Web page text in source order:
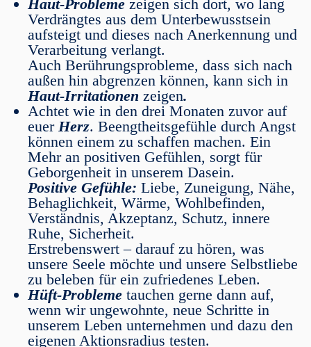
Haut-Probleme zeigen sich dort, wo lang
Verdrängtes aus dem Unterbewusstsein
aufsteigt und dieses nach Anerkennung und
Verarbeitung verlangt.
Auch Berührungsprobleme, dass sich nach
außen hin abgrenzen können, kann sich in
Haut-Irritationen zeigen.
Achtet wie in den drei Monaten zuvor auf
euer Herz. Beengtheitsgefühle durch Angst
können einem zu schaffen machen. Ein
Mehr an positiven Gefühlen, sorgt für
Geborgenheit in unserem Dasein.
Positive Gefühle: Liebe, Zuneigung, Nähe,
Behaglichkeit, Wärme, Wohlbefinden,
Verständnis, Akzeptanz, Schutz, innere
Ruhe, Sicherheit.
Erstrebenswert – darauf zu hören, was
unsere Seele möchte und unsere Selbstliebe
zu beleben für ein zufriedenes Leben.
Hüft-Probleme tauchen gerne dann auf,
wenn wir ungewohnte, neue Schritte in
unserem Leben unternehmen und dazu den
eigenen Aktionsradius testen.